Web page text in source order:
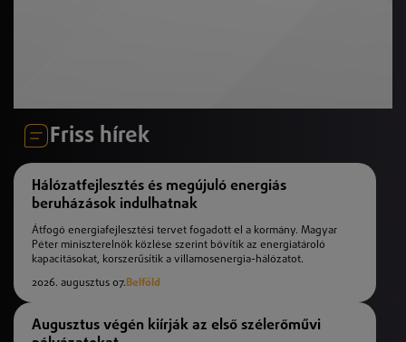
Friss hírek
Hálózatfejlesztés és megújuló energiás
beruházások indulhatnak
Átfogó energiafejlesztési tervet fogadott el a kormány. Magyar
Péter miniszterelnök közlése szerint bővítik az energiatároló
kapacitásokat, korszerűsítik a villamosenergia-hálózatot.
2026. augusztus 07.Belföld
Augusztus végén kiírják az első szélerőművi